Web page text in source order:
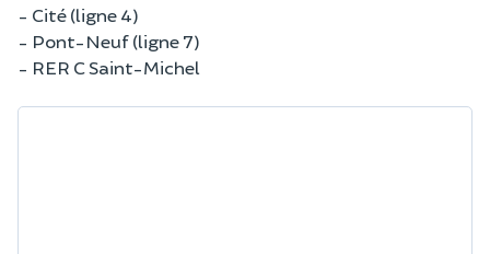
- Cité (ligne 4)
- Pont-Neuf (ligne 7)
- RER C Saint-Michel